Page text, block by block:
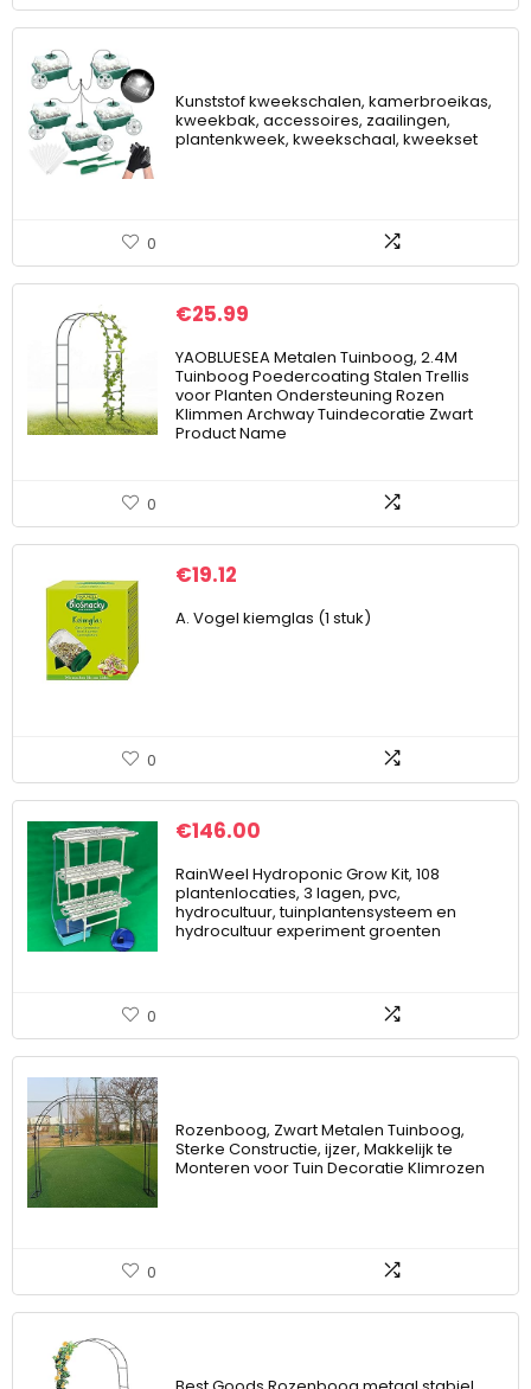
Kunststof kweekschalen, kamerbroeikas,
kweekbak, accessoires, zaailingen,
plantenkweek, kweekschaal, kweekset
0
€25.99
YAOBLUESEA Metalen Tuinboog, 2.4M
Tuinboog Poedercoating Stalen Trellis
voor Planten Ondersteuning Rozen
Klimmen Archway Tuindecoratie Zwart
Product Name
0
€19.12
A. Vogel kiemglas (1 stuk)
0
€146.00
RainWeel Hydroponic Grow Kit, 108
plantenlocaties, 3 lagen, pvc,
hydrocultuur, tuinplantensysteem en
hydrocultuur experiment groenten
0
Rozenboog, Zwart Metalen Tuinboog,
Sterke Constructie, ijzer, Makkelijk te
Monteren voor Tuin Decoratie Klimrozen
0